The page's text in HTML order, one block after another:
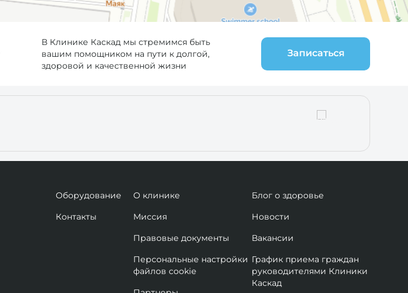
В Клинике Каскад мы стремимся быть
вашим помощником на пути к долгой,
здоровой и качественной жизни
Записаться
Оборудование
Контакты
О клинике
Миссия
Правовые документы
Персональные настройки
файлов cookie
Блог о здоровье
Новости
Вакансии
График приема граждан
руководителями Клиники
Каскад